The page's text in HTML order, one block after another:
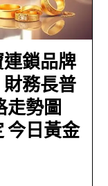
鎖品牌
務長普
走勢圖
今日黃金